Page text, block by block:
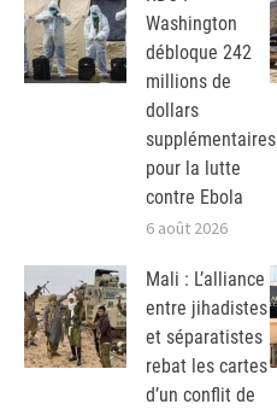
Washington
débloque 242
millions de
dollars
supplémentaires
pour la lutte
contre Ebola
6 août 2026
Mali : L’alliance
entre jihadistes
et séparatistes
rebat les cartes
d’un conflit de